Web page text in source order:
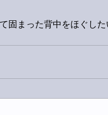
固まった背中をほぐした